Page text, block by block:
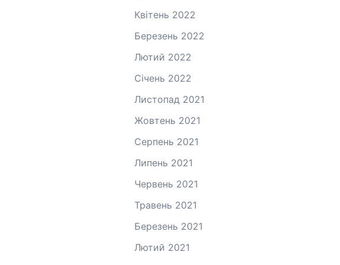
Квітень 2022
Березень 2022
Лютий 2022
Січень 2022
Листопад 2021
Жовтень 2021
Серпень 2021
Липень 2021
Червень 2021
Травень 2021
Березень 2021
Лютий 2021